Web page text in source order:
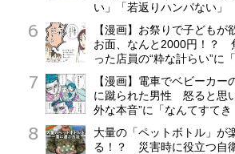
い」「若返りハンパない」
【漫画】お祭りで子どもが
お面、なんと2000円！？
った店員の“粋な計らい”に
【漫画】電車でベビーカー
に蹴られた男性 怒ると思
外な本音”に「なんてすてき
大量の「ペットボトル」が
る！？ 災害時に役立つ自